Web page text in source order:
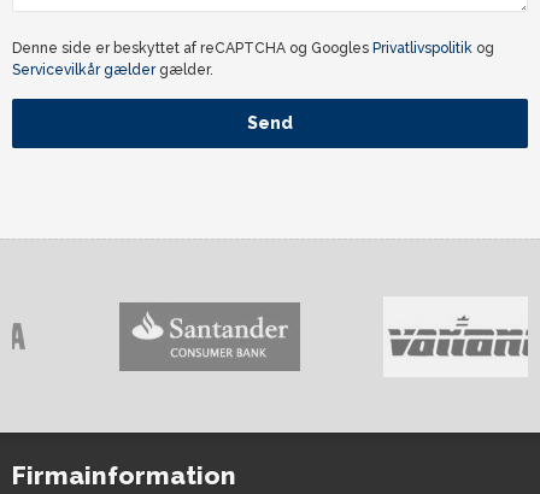
Denne side er beskyttet af reCAPTCHA og Googles Privatlivspolitik og
Servicevilkår gældergælder.
Send
Firmainformation